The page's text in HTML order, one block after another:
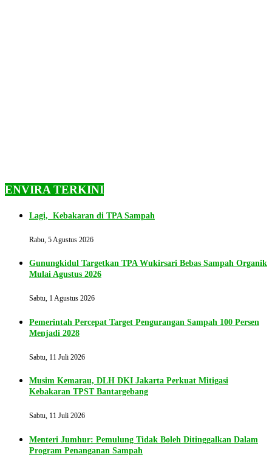
ENVIRA TERKINI
Lagi, Kebakaran di TPA Sampah
Rabu, 5 Agustus 2026
Gunungkidul Targetkan TPA Wukirsari Bebas Sampah Organik
Mulai Agustus 2026
Sabtu, 1 Agustus 2026
Pemerintah Percepat Target Pengurangan Sampah 100 Persen
Menjadi 2028
Sabtu, 11 Juli 2026
Musim Kemarau, DLH DKI Jakarta Perkuat Mitigasi
Kebakaran TPST Bantargebang
Sabtu, 11 Juli 2026
Menteri Jumhur: Pemulung Tidak Boleh Ditinggalkan Dalam
Program Penanganan Sampah